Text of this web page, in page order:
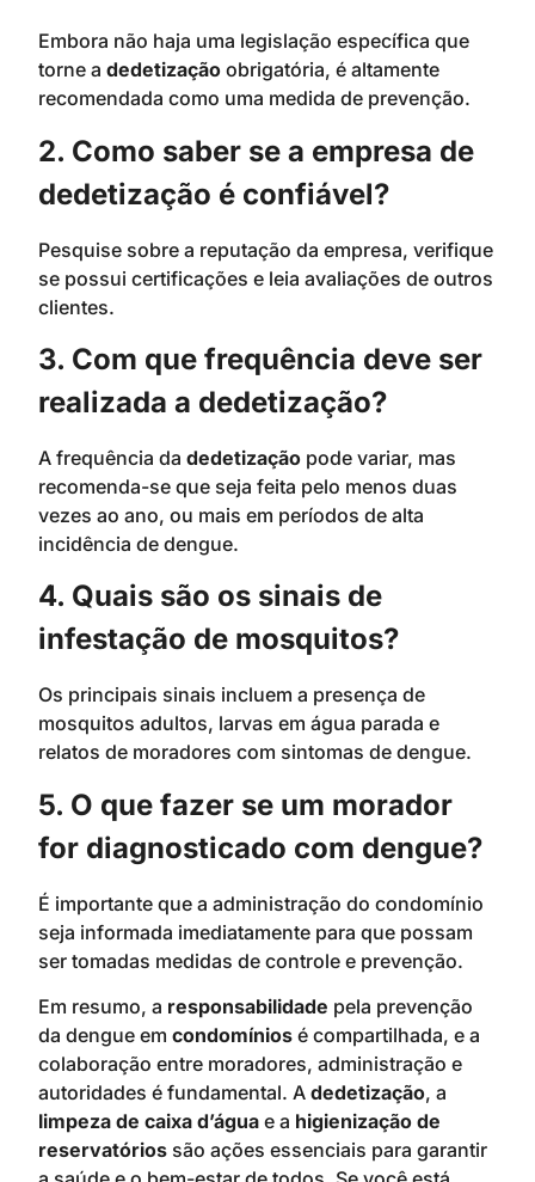
Embora não haja uma legislação específica que
torne a dedetização obrigatória, é altamente
recomendada como uma medida de prevenção.
2. Como saber se a empresa de
dedetização é confiável?
Pesquise sobre a reputação da empresa, verifique
se possui certificações e leia avaliações de outros
clientes.
3. Com que frequência deve ser
realizada a dedetização?
A frequência da dedetização pode variar, mas
recomenda-se que seja feita pelo menos duas
vezes ao ano, ou mais em períodos de alta
incidência de dengue.
4. Quais são os sinais de
infestação de mosquitos?
Os principais sinais incluem a presença de
mosquitos adultos, larvas em água parada e
relatos de moradores com sintomas de dengue.
5. O que fazer se um morador
for diagnosticado com dengue?
É importante que a administração do condomínio
seja informada imediatamente para que possam
ser tomadas medidas de controle e prevenção.
Em resumo, a responsabilidade pela prevenção
da dengue em condomínios é compartilhada, e a
colaboração entre moradores, administração e
autoridades é fundamental. A dedetização, a
limpeza de caixa d’água e a higienização de
reservatórios são ações essenciais para garantir